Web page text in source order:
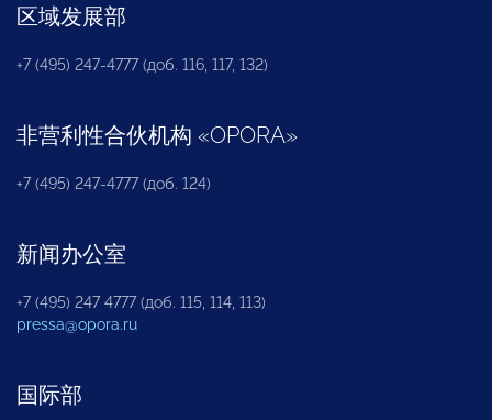
区域发展部
+7 (495) 247-4777 (доб. 116, 117, 132)
非营利性合伙机构 «OPORA»
+7 (495) 247-4777 (доб. 124)
新闻办公室
+7 (495) 247 4777 (доб. 115, 114, 113)
pressa@opora.ru
国际部